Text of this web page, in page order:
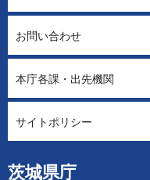
茨城県庁
お問い合わせ
本庁各課・出先機関
サイトポリシー